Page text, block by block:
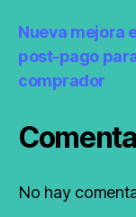
Nueva mejora
post-pago
comprador
No hay